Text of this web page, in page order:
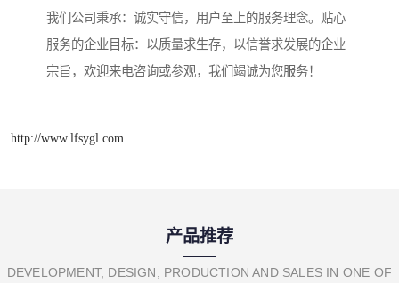
我们公司秉承：诚实守信，用户至上的服务理念。贴心
服务的企业目标：以质量求生存，以信誉求发展的企业
宗旨，欢迎来电咨询或参观，我们竭诚为您服务！
http://www.lfsygl.com
产品推荐
DEVELOPMENT, DESIGN, PRODUCTION AND SALES IN ONE OF